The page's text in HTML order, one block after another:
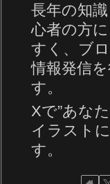
長年の知
心者の方
すく、ブ
情報発信
す。
Xで”あな
イラスト
す。